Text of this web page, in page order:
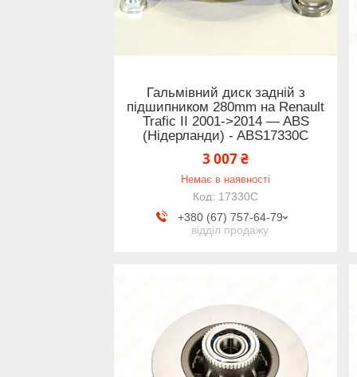
Гальмівний диск задній з
підшипником 280mm на Renault
Trafic II 2001->2014 — ABS
(Нідерланди) - ABS17330C
3 007 ₴
Немає в наявності
17330C
+380 (67) 757-64-79
відділ продажу